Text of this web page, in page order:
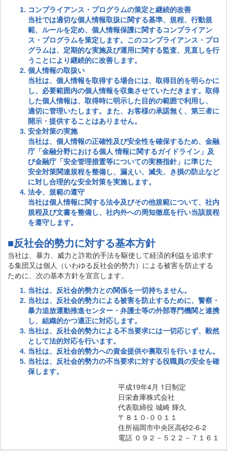
コンプライアンス・プログラムの策定と継続的改善
当社では適切な個人情報取扱に関する基準、規程、行動規
範、ルールを定め、個人情報保護に関するコンプライアン
ス・プログラムを策定します。このコンプライアンス・プロ
グラムは、定期的な実施及び運用に関する監査、見直しを行
うことにより継続的に改善します。
個人情報の取扱い
当社は、個人情報を取得する場合には、取得目的を明らかに
し、必要範囲内の個人情報を収集させていただきます。取得
した個人情報は、取得時に明示した目的の範囲で利用し、
適切に管理いたします。また、お客様の承諾無く、第三者に
開示・提供することはありません。
安全対策の実施
当社は、個人情報の正確性及び安全性を確保するため、金融
庁「金融分野における個人 情報に関するガイドライン」及
び金融庁「安全管理措置等についての実務指針」に準じた
安全対策関連規程を整備し、漏えい、滅失、き損の防止など
に対し合理的な安全対策を実施します。
法令、規範の遵守
当社は個人情報に関する法令及びその他規範について、社内
規程及び文書を整備し、社内外への周知徹底を行い当該規程
を遵守します。
■反社会的勢力に対する基本方針
当社は、暴力、威力と詐欺的手法を駆使して経済的利益を追求す
る集団又は個人（いわゆる反社会的勢力）による被害を防止する
ために、次の基本方針を宣言します。
当社は、反社会的勢力との関係を一切持ちません。
当社は、反社会的勢力による被害を防止するために、警察・
暴力追放運動推進センター・弁護士等の外部専門機関と連携
し、組織的かつ適正に対応します。
当社は、反社会的勢力による不当要求には一切応じず、毅然
として法的対応を行います。
当社は、反社会的勢力への資金提供や裏取引を行いません。
当社は、反社会的勢力の不当要求に対する役職員の安全を確
保します。
平成19年4月 1日制定
日栄倉庫株式会社
代表取締役 城崎 輝久
〒８１０-００１１
住所福岡市中央区高砂2-6-2
電話 ０９２－５２２－７１６１